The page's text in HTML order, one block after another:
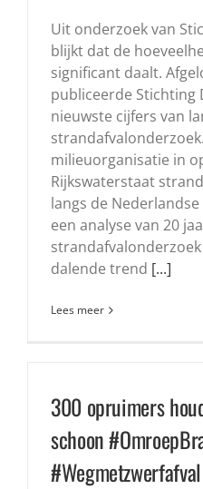
Uit onderzoek van
blijkt dat de
significant daalt.
publiceerde Stichting
nieuwste cijfers van
milieuorganisatie in
Rijkswaterstaat
langs de
een analyse van 20
dalende trend [...]
Lees meer
300 opruimers
schoon